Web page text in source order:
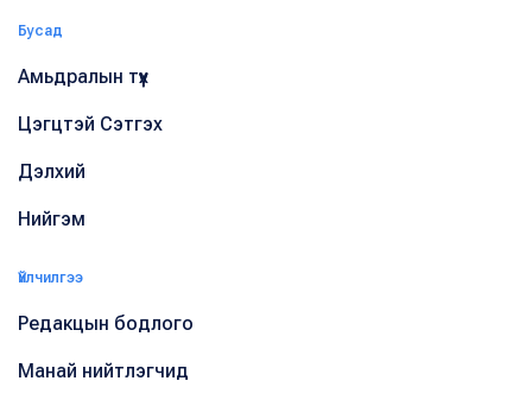
Бусад
Амьдралын түүх
Цэгцтэй Сэтгэх
Дэлхий
Нийгэм
Үйлчилгээ
Редакцын бодлого
Манай нийтлэгчид